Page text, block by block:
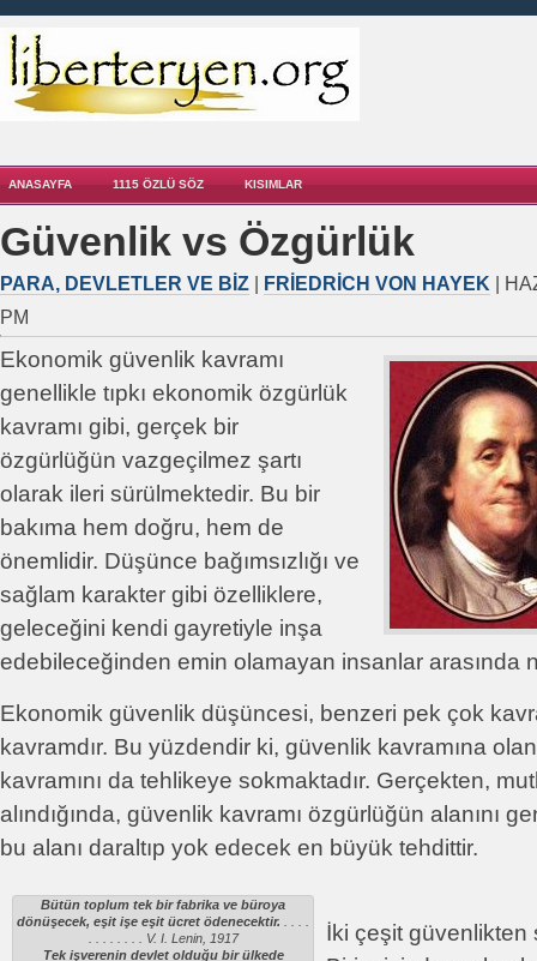
ANASAYFA 1115 ÖZLÜ SÖZ KISIMLAR
Güvenlik vs Özgürlük
PARA, DEVLETLER VE BIZ FRIEDRICH VON HAYEK |
PM
Ekonomik güvenlik kavramı
genellikle tıpkı ekonomik özgürlük
kavramı gibi, gerçek bir
özgürlüğün vazgeçilmez şartı
olarak ileri sürülmektedir. Bu bir
bakıma hem doğru, hem de
önemlidir. Düşünce bağımsızlığı ve
sağlam karakter gibi özelliklere,
geleceğini kendi gayretiyle inşa
edebileceğinden emin olamayan insanlar arasında
Ekonomik güvenlik düşüncesi, benzeri pek çok
kavramdır. Bu yüzdendir ki, güvenlik kavramına
kavramını da tehlikeye sokmaktadır. Gerçekten,
alındığında, güvenlik kavramı özgürlüğün alanını
bu alanı daraltıp yok edecek en büyük tehdittir.
Bütün toplum tek bir fabrika ve büroya
dönüşecek, eşit işe eşit ücret ödenecektir.
. . . . . . . . V. I. Lenin, 1917
Tek işverenin devlet olduğu bir ülkede
İki çeşit güvenlikten